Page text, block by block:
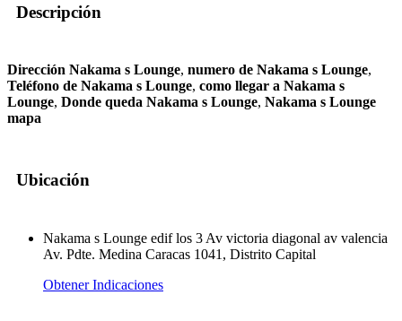
Descripción
Dirección Nakama s Lounge, numero de Nakama s Lounge,
Teléfono de Nakama s Lounge, como llegar a Nakama s
Lounge, Donde queda Nakama s Lounge, Nakama s Lounge
mapa
Ubicación
Nakama s Lounge edif los 3 Av victoria diagonal av valencia
Av. Pdte. Medina Caracas 1041, Distrito Capital
Obtener Indicaciones